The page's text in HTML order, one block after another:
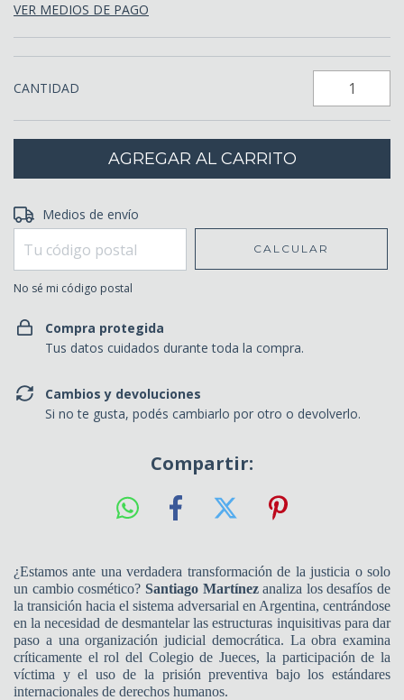
VER MEDIOS DE PAGO
CANTIDAD
Entregas para el CP:
Medios de envío
CALCULAR
No sé mi código postal
Compra protegida
Tus datos cuidados durante toda la compra.
Cambios y devoluciones
Si no te gusta, podés cambiarlo por otro o devolverlo.
Compartir:
¿Estamos ante una verdadera transformación de la justicia o solo
un cambio cosmético? Santiago Martínezanaliza los desafíos de
la transición hacia el sistema adversarial en Argentina, centrándose
en la necesidad de desmantelar las estructuras inquisitivas para dar
paso a una organización judicial democrática. La obra examina
críticamente el rol del Colegio de Jueces, la participación de la
víctima y el uso de la prisión preventiva bajo los estándares
internacionales de derechos humanos.